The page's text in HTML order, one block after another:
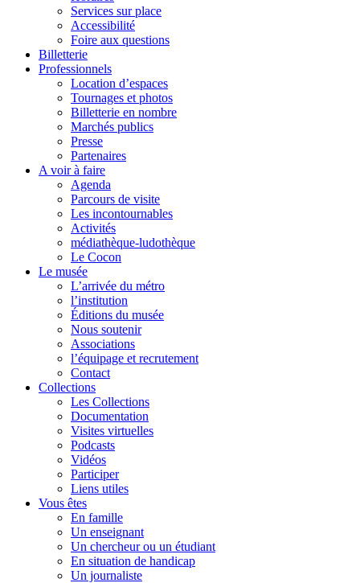
Services sur place
Accessibilité
Foire aux questions
Billetterie
Professionnels
Location d’espaces
Tournages et photos
Billetterie en nombre
Marchés publics
Presse
Partenaires
A voir à faire
Agenda
Parcours de visite
Les incontournables
Activités
médiathèque-ludothèque
Le Cocon
Le musée
L’arrivée du métro
l’institution
Éditions du musée
Nous soutenir
Associations
l’équipage et recrutement
Contact
Collections
Les Collections
Documentation
Visites virtuelles
Podcasts
Vidéos
Participer
Liens utiles
Vous êtes
En famille
Un enseignant
Un chercheur ou un étudiant
En situation de handicap
Un journaliste